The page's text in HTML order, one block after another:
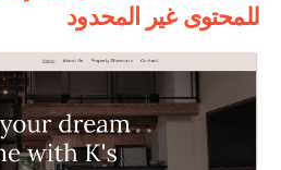
للمحتوى غير المحدود